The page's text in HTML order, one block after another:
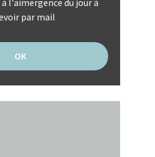
l'aimergence du jour à
par mail